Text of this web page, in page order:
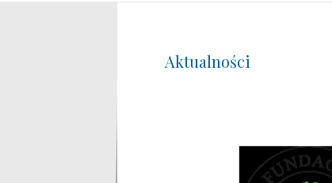
Aktualności